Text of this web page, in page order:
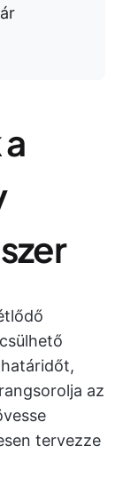
az
tervezze